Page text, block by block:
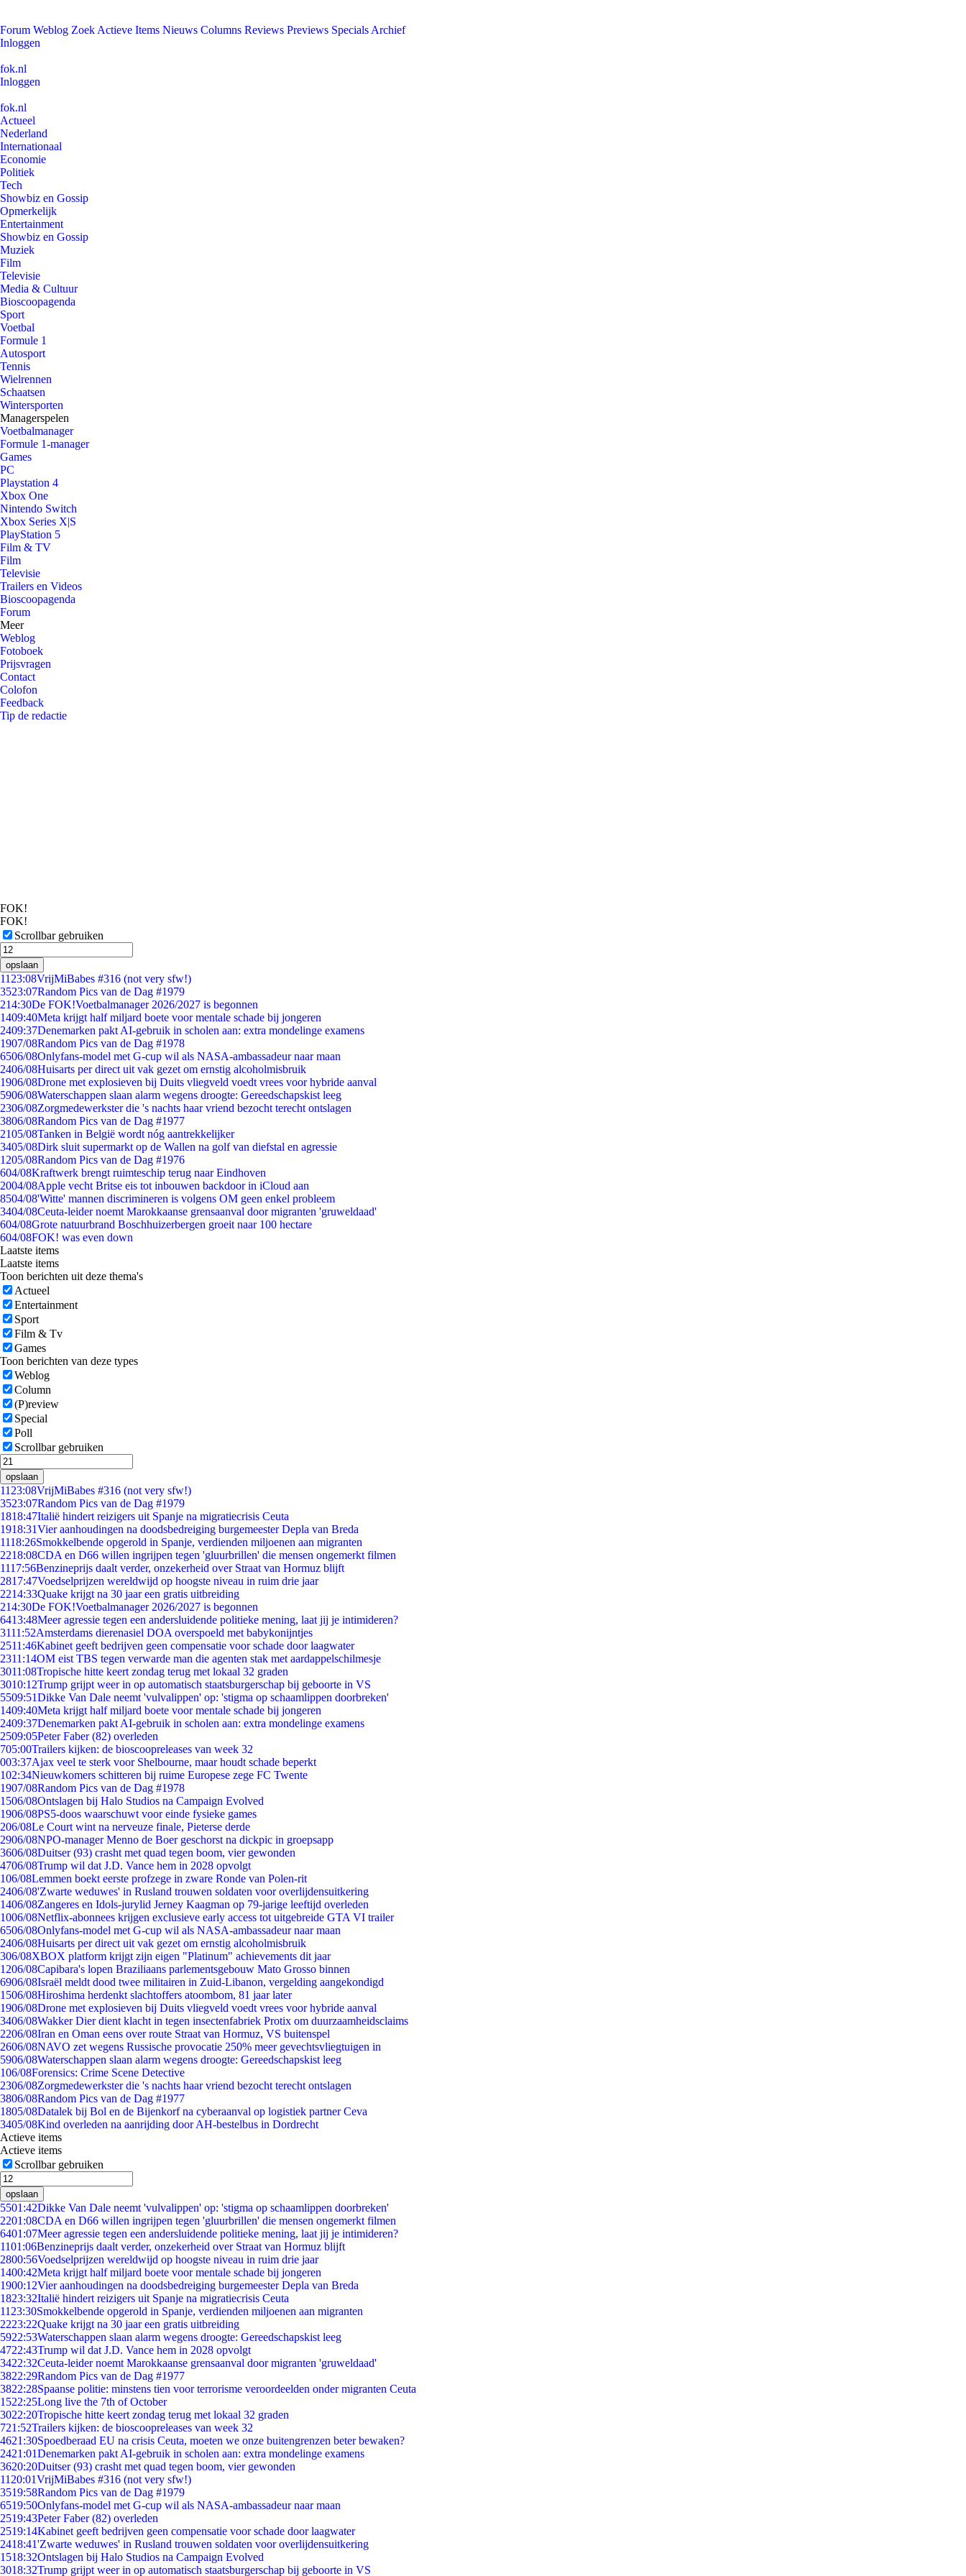
Forum Weblog Zoek Actieve Items Nieuws Columns Reviews Previews Specials Archief
Inloggen
fok.nl
Inloggen
fok.nl
Actueel
Nederland
Internationaal
Economie
Politiek
Tech
Showbiz en Gossip
Opmerkelijk
Entertainment
Showbiz en Gossip
Muziek
Film
Televisie
Media & Cultuur
Bioscoopagenda
Sport
Voetbal
Formule 1
Autosport
Tennis
Wielrennen
Schaatsen
Wintersporten
Managerspelen
Voetbalmanager
Formule 1-manager
Games
PC
Playstation 4
Xbox One
Nintendo Switch
Xbox Series X|S
PlayStation 5
Film & TV
Film
Televisie
Trailers en Videos
Bioscoopagenda
Forum
Meer
Weblog
Fotoboek
Prijsvragen
Contact
Colofon
Feedback
Tip de redactie
FOK!
FOK!
Scrollbar gebruiken
opslaan
11 23:08VrijMiBabes #316 (not very sfw!)
3523:07Random Pics van de Dag #1979
214:30De FOK!Voetbalmanager 2026/2027 is begonnen
1409:40Meta krijgt half miljard boete voor mentale schade bij jongeren
2409:37Denemarken pakt AI-gebruik in scholen aan: extra mondelinge examens
1907/08Random Pics van de Dag #1978
6506/08Onlyfans-model met G-cup wil als NASA-ambassadeur naar maan
2406/08Huisarts per direct uit vak gezet om ernstig alcoholmisbruik
1906/08Drone met explosieven bij Duits vliegveld voedt vrees voor hybride aanval
5906/08Waterschappen slaan alarm wegens droogte: Gereedschapskist leeg
2306/08Zorgmedewerkster die 's nachts haar vriend bezocht terecht ontslagen
3806/08Random Pics van de Dag #1977
2105/08Tanken in België wordt nóg aantrekkelijker
3405/08Dirk sluit supermarkt op de Wallen na golf van diefstal en agressie
1205/08Random Pics van de Dag #1976
604/08Kraftwerk brengt ruimteschip terug naar Eindhoven
2004/08Apple vecht Britse eis tot inbouwen backdoor in iCloud aan
8504/08'Witte' mannen discrimineren is volgens OM geen enkel probleem
3404/08Ceuta-leider noemt Marokkaanse grensaanval door migranten 'gruweldaad'
604/08Grote natuurbrand Boschhuizerbergen groeit naar 100 hectare
604/08FOK! was even down
Laatste items
Laatste items
Toon berichten uit deze thema's
Actueel
Entertainment
Sport
Film & Tv
Games
Toon berichten van deze types
Weblog
Column
(P)review
Special
Poll
Scrollbar gebruiken
opslaan
11 23:08VrijMiBabes #316 (not very sfw!)
3523:07Random Pics van de Dag #1979
1818:47Italië hindert reizigers uit Spanje na migratiecrisis Ceuta
1918:31Vier aanhoudingen na doodsbedreiging burgemeester Depla van Breda
1118:26Smokkelbende opgerold in Spanje, verdienden miljoenen aan migranten
2218:08CDA en D66 willen ingrijpen tegen 'gluurbrillen' die mensen ongemerkt filmen
1117:56Benzineprijs daalt verder, onzekerheid over Straat van Hormuz blijft
2817:47Voedselprijzen wereldwijd op hoogste niveau in ruim drie jaar
2214:33Quake krijgt na 30 jaar een gratis uitbreiding
214:30De FOK!Voetbalmanager 2026/2027 is begonnen
6413:48Meer agressie tegen een andersluidende politieke mening, laat jij je intimideren?
3111:52Amsterdams dierenasiel DOA overspoeld met babykonijntjes
2511:46Kabinet geeft bedrijven geen compensatie voor schade door laagwater
2311:14OM eist TBS tegen verwarde man die agenten stak met aardappelschilmesje
3011:08Tropische hitte keert zondag terug met lokaal 32 graden
3010:12Trump grijpt weer in op automatisch staatsburgerschap bij geboorte in VS
5509:51Dikke Van Dale neemt 'vulvalippen' op: 'stigma op schaamlippen doorbreken'
1409:40Meta krijgt half miljard boete voor mentale schade bij jongeren
2409:37Denemarken pakt AI-gebruik in scholen aan: extra mondelinge examens
2509:05Peter Faber (82) overleden
705:00Trailers kijken: de bioscoopreleases van week 32
003:37Ajax veel te sterk voor Shelbourne, maar houdt schade beperkt
102:34Nieuwkomers schitteren bij ruime Europese zege FC Twente
1907/08Random Pics van de Dag #1978
1506/08Ontslagen bij Halo Studios na Campaign Evolved
1906/08PS5-doos waarschuwt voor einde fysieke games
206/08Le Court wint na nerveuze finale, Pieterse derde
2906/08NPO-manager Menno de Boer geschorst na dickpic in groepsapp
3606/08Duitser (93) crasht met quad tegen boom, vier gewonden
4706/08Trump wil dat J.D. Vance hem in 2028 opvolgt
106/08Lemmen boekt eerste profzege in zware Ronde van Polen-rit
2406/08'Zwarte weduwes' in Rusland trouwen soldaten voor overlijdensuitkering
1406/08Zangeres en Idols-jurylid Jerney Kaagman op 79-jarige leeftijd overleden
1006/08Netflix-abonnees krijgen exclusieve early access tot uitgebreide GTA VI trailer
6506/08Onlyfans-model met G-cup wil als NASA-ambassadeur naar maan
2406/08Huisarts per direct uit vak gezet om ernstig alcoholmisbruik
306/08XBOX platform krijgt zijn eigen "Platinum" achievements dit jaar
1206/08Capibara's lopen Braziliaans parlementsgebouw Mato Grosso binnen
6906/08Israël meldt dood twee militairen in Zuid-Libanon, vergelding aangekondigd
1506/08Hiroshima herdenkt slachtoffers atoombom, 81 jaar later
1906/08Drone met explosieven bij Duits vliegveld voedt vrees voor hybride aanval
3406/08Wakker Dier dient klacht in tegen insectenfabriek Protix om duurzaamheidsclaims
2206/08Iran en Oman eens over route Straat van Hormuz, VS buitenspel
2606/08NAVO zet wegens Russische provocatie 250% meer gevechtsvliegtuigen in
5906/08Waterschappen slaan alarm wegens droogte: Gereedschapskist leeg
106/08Forensics: Crime Scene Detective
2306/08Zorgmedewerkster die 's nachts haar vriend bezocht terecht ontslagen
3806/08Random Pics van de Dag #1977
1805/08Datalek bij Bol en de Bijenkorf na cyberaanval op logistiek partner Ceva
3405/08Kind overleden na aanrijding door AH-bestelbus in Dordrecht
Actieve items
Actieve items
Scrollbar gebruiken
opslaan
5501:42Dikke Van Dale neemt 'vulvalippen' op: 'stigma op schaamlippen doorbreken'
2201:08CDA en D66 willen ingrijpen tegen 'gluurbrillen' die mensen ongemerkt filmen
6401:07Meer agressie tegen een andersluidende politieke mening, laat jij je intimideren?
1101:06Benzineprijs daalt verder, onzekerheid over Straat van Hormuz blijft
2800:56Voedselprijzen wereldwijd op hoogste niveau in ruim drie jaar
1400:42Meta krijgt half miljard boete voor mentale schade bij jongeren
1900:12Vier aanhoudingen na doodsbedreiging burgemeester Depla van Breda
1823:32Italië hindert reizigers uit Spanje na migratiecrisis Ceuta
11 23:30Smokkelbende opgerold in Spanje, verdienden miljoenen aan migranten
2223:22Quake krijgt na 30 jaar een gratis uitbreiding
5922:53Waterschappen slaan alarm wegens droogte: Gereedschapskist leeg
4722:43Trump wil dat J.D. Vance hem in 2028 opvolgt
3422:32Ceuta-leider noemt Marokkaanse grensaanval door migranten 'gruweldaad'
3822:29Random Pics van de Dag #1977
3822:28Spaanse politie: minstens tien voor terrorisme veroordeelden onder migranten Ceuta
1522:25Long live the 7th of October
3022:20Tropische hitte keert zondag terug met lokaal 32 graden
721:52Trailers kijken: de bioscoopreleases van week 32
4621:30Spoedberaad EU na crisis Ceuta, moeten we onze buitengrenzen beter bewaken?
2421:01Denemarken pakt AI-gebruik in scholen aan: extra mondelinge examens
3620:20Duitser (93) crasht met quad tegen boom, vier gewonden
11 20:01VrijMiBabes #316 (not very sfw!)
3519:58Random Pics van de Dag #1979
6519:50Onlyfans-model met G-cup wil als NASA-ambassadeur naar maan
2519:43Peter Faber (82) overleden
2519:14Kabinet geeft bedrijven geen compensatie voor schade door laagwater
2418:41'Zwarte weduwes' in Rusland trouwen soldaten voor overlijdensuitkering
1518:32Ontslagen bij Halo Studios na Campaign Evolved
3018:32Trump grijpt weer in op automatisch staatsburgerschap bij geboorte in VS